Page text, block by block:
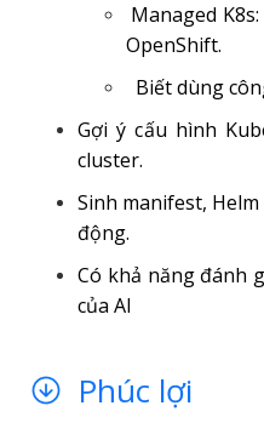
Managed K8s:
OpenShift.
Biết dùng
Gợi ý cấu hình
cluster.
Sinh manifest,
động.
Có khả năng đánh
của AI
Phúc lợi